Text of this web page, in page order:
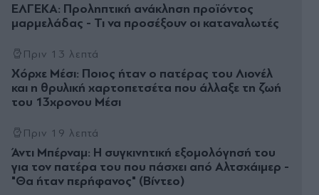
ΕΛΓΕΚΑ: Προληπτική ανάκληση προϊόντος
μαρμελάδας - Τι να προσέξουν οι καταναλωτές
Πριν 13 λεπτά
Χόρχε Μέσι: Ποιος ήταν ο πατέρας του Λιονέλ
και η θρυλική χαρτοπετσέτα που άλλαξε τη ζωή
του 13χρονου Μέσι
Πριν 19 λεπτά
Άντι Μπέρναμ: Η συγκινητική εξομολόγησή του
για τον πατέρα του που πάσχει από Αλτσχάιμερ -
"Θα ήταν περήφανος" (Βίντεο)